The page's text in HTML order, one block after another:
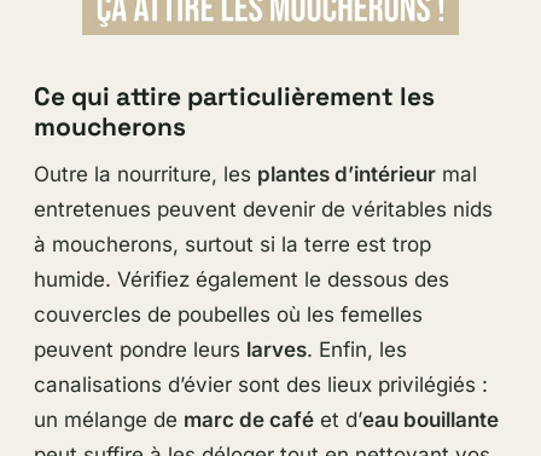
Ce qui attire particulièrement les
moucherons
Outre la nourriture, les plantes d’intérieurmal
entretenues peuvent devenir de véritables nids
à moucherons, surtout si la terre est trop
humide. Vérifiez également le dessous des
couvercles de poubelles où les femelles
peuvent pondre leurs larves. Enfin, les
canalisations d’évier sont des lieux privilégiés :
un mélange de marc de caféet d’eau bouillante